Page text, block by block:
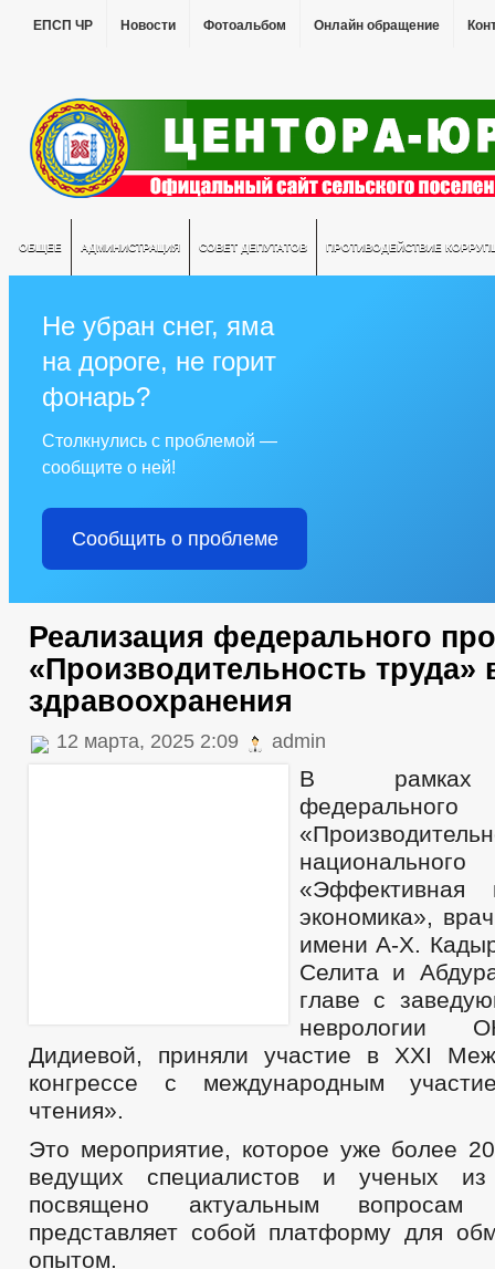
ЕПСП ЧР Новости Фотоальбом Онлайн обращение
ОБЩЕЕ АДМИНИСТРАЦИЯ СОВЕТ ДЕПУТАТОВ ПРОТИВОДЕЙСТВИЕ
Не убран снег, яма
на дороге, не горит
фонарь?
Столкнулись с проблемой —
сообщите о ней!
Сообщить о проблеме
Реализация федерального
«Производительность труда»
здравоохранения
12 марта, 2025 2:09 admin
В рамках
«Эффективная
экономика»,
имени А-Х.
Селита и
главе с
неврологии
Дидиевой, приняли участие в XXI
конгрессе с международным
чтения».
Это мероприятие, которое уже более
ведущих специалистов и ученых
посвящено актуальным
представляет собой платформу для
опытом.